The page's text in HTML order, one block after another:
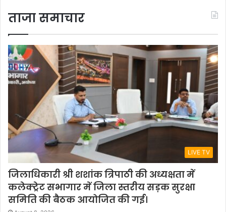
ताजा समाचार
LIVE TV
जिलाधिकारी श्री शशांक त्रिपाठी की अध्यक्षता में
कलेक्ट्रेट सभागार में जिला स्तरीय सड़क सुरक्षा
समिति की बैठक आयोजित की गई।